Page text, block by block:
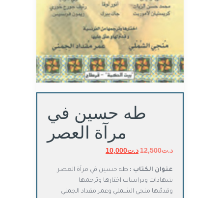
طه حسين في
مرآة العصر
د.ت12,500 السعر
هو:
د.ت12,500.
د.ت10,000
هو:
د.ت10,000.
عنوان الكتاب : طه حسين في مرآة العصر
شهادات ودراسات اختارها وترجمها
وقدمّها منجي الشملي وعمر مقداد الجمني